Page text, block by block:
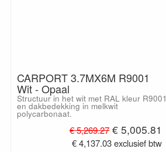
CARPORT 3.7MX6M R9001
Wit - Opaal
Structuur in het wit met RAL kleur R9001
en dakbedekking in melkwit
polycarbonaat.
€ 5,269.27 € 5,005.81
€ 4,137.03 exclusief btw